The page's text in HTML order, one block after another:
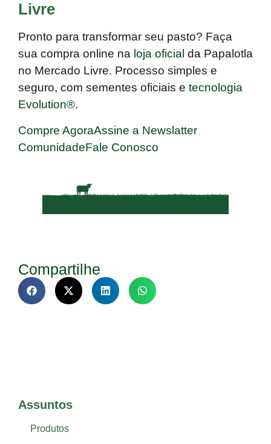
Livre
Pronto para transformar seu pasto? Faça
sua compra online na loja oficial da Papalotla
no Mercado Livre. Processo simples e
seguro, com sementes oficiais e tecnologia
Evolution®.
Compre AgoraAssine a Newslatter
ComunidadeFale Conosco
Compartilhe
Assuntos
Produtos